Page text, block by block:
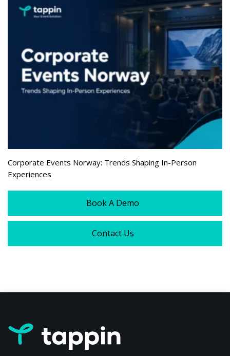
Corporate Events Norway: Trends Shaping In-Person
Experiences
Book A Demo
Contact Us